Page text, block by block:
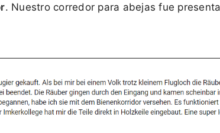
. Nuestro corredor para abejas fue